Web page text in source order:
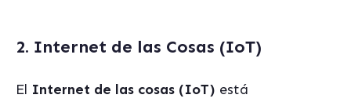
2. Internet de las Cosas (IoT)
El Internet de las cosas (IoT) está